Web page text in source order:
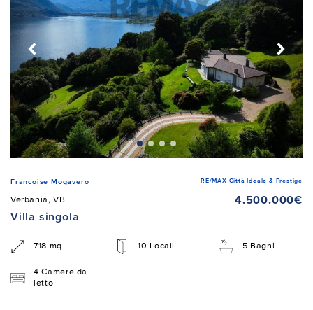
Francoise Mogavero RE/MAX Città Ideale & Prestige
Verbania, VB
4.500.000€
Villa singola
718 mq 10 Locali 5 Bagni
4 Camere da
letto